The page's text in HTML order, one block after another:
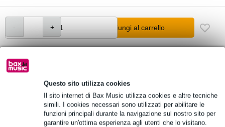
Questo sito utilizza cookies
Il sito internet di Bax Music utilizza cookies e altre tecniche
simili. I cookies necessari sono utilizzati per abilitare le
funzioni principali durante la navigazione sul nostro sito per
garantire un'ottima esperienza agli utenti che lo visitano.
Aggiungi al carrello
Oltre 48.000 articoli disponibili
1.250 marchi leader
Informazioni sul prodotto